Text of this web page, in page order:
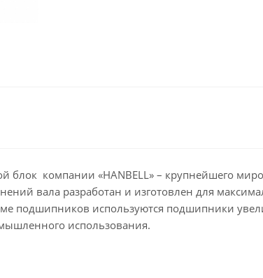
блок компании «HANBELL» – крупнейшего
вала разработан и изготовлен для
подшипников используются подшипники
использования.